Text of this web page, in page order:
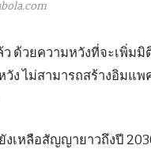
ด้วยความหวังที่จะเพิ่มมิ
ง ไม่สามารถสร้างอิมแ
งเหลือสัญญายาวถึงปี